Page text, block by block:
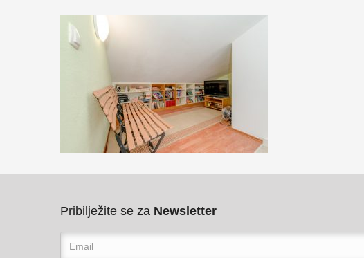
Pribilježite se za Newsletter